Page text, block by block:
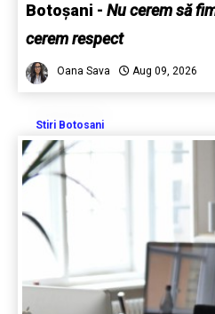
Botoșani - Nu cerem să
cerem respect
Oana Sava Aug 09, 2026
Stiri Botosani